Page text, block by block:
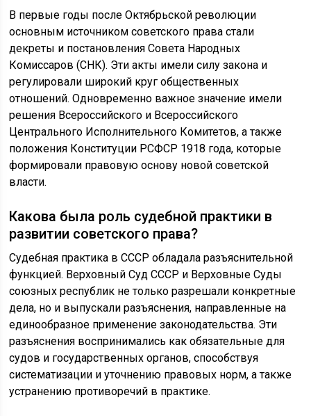
В первые годы после Октябрьской революции
основным источником советского права стали
декреты и постановления Совета Народных
Комиссаров (СНК). Эти акты имели силу закона и
регулировали широкий круг общественных
отношений. Одновременно важное значение имели
решения Всероссийского и Всероссийского
Центрального Исполнительного Комитетов, а также
положения Конституции РСФСР 1918 года, которые
формировали правовую основу новой советской
власти.
Какова была роль судебной практики в
развитии советского права?
Судебная практика в СССР обладала разъяснительной
функцией. Верховный Суд СССР и Верховные Суды
союзных республик не только разрешали конкретные
дела, но и выпускали разъяснения, направленные на
единообразное применение законодательства. Эти
разъяснения воспринимались как обязательные для
судов и государственных органов, способствуя
систематизации и уточнению правовых норм, а также
устранению противоречий в практике.